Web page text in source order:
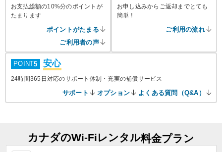
お支払総額の10%分のポイントが
たまります
ポイントがたまる
ご利用者の声
お申し込みからご返却までとても
簡単！
ご利用の流れ
POINT5 安心
24時間365日対応のサポート体制・充実の補償サービス
サポート オプション よくある質問（Q&A）
カナダのWi-Fiレンタル料金プラン